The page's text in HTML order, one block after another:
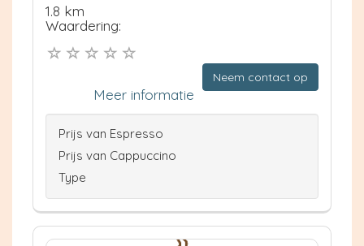
1.8 km
Waardering:
Neem contact op
Meer informatie
Prijs van Espresso
Prijs van Cappuccino
Type